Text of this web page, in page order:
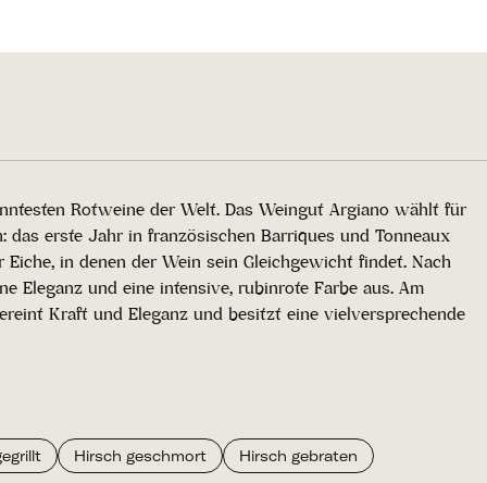
Rotweine der Welt. Das Weingut Argiano wählt für
erste Jahr in französischen Barriques und Tonneaux
in denen der Wein sein Gleichgewicht findet. Nach
Eleganz und eine intensive, rubinrote Farbe aus. Am
Kraft und Eleganz und besitzt eine vielversprechende
Hirsch geschmort
Hirsch gebraten